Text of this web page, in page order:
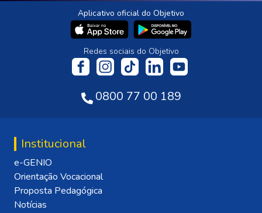
Aplicativo oficial do Objetivo
Redes sociais do Objetivo
0800 77 00 189
Institucional
e-GENIO
Orientação Vocacional
Proposta Pedagógica
Notícias